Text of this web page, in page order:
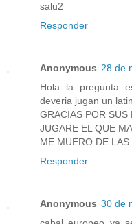
salu2
Responder
Anonymous 28 de
Hola la pregunta
deveria jugan un
GRACIAS POR SUS
JUGARE EL QUE
ME MUERO DE
Responder
Anonymous 30 de